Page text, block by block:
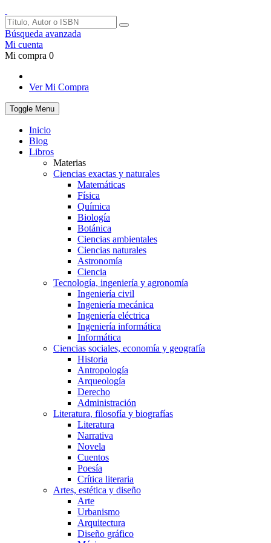
Búsqueda avanzada
Mi cuenta
Mi compra 0
Ver Mi Compra
Toggle Menu
Inicio
Blog
Libros
Materias
Ciencias exactas y naturales
Matemáticas
Física
Química
Biología
Botánica
Ciencias ambientales
Ciencias naturales
Astronomía
Ciencia
Tecnología, ingeniería y agronomía
Ingeniería civil
Ingeniería mecánica
Ingeniería eléctrica
Ingeniería informática
Informática
Ciencias sociales, economía y geografía
Historia
Antropología
Arqueología
Derecho
Administración
Literatura, filosofía y biografías
Literatura
Narrativa
Novela
Cuentos
Poesía
Crítica literaria
Artes, estética y diseño
Arte
Urbanismo
Arquitectura
Diseño gráfico